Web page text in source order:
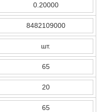
0.20000
8482109000
шт.
65
20
65